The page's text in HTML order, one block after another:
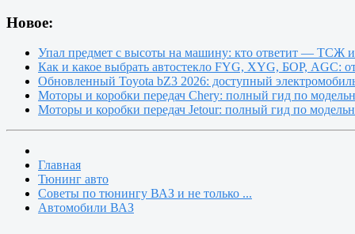
Новое:
Упал предмет с высоты на машину: кто ответит — ТСЖ
Как и какое выбрать автостекло FYG, XYG, БОР, AGC:
Обновленный Toyota bZ3 2026: доступный
Моторы и коробки передач Chery: полный гид по
Моторы и коробки передач Jetour: полный гид по
Главная
Тюнинг авто
Советы по тюнингу ВАЗ и не только ...
Автомобили ВАЗ